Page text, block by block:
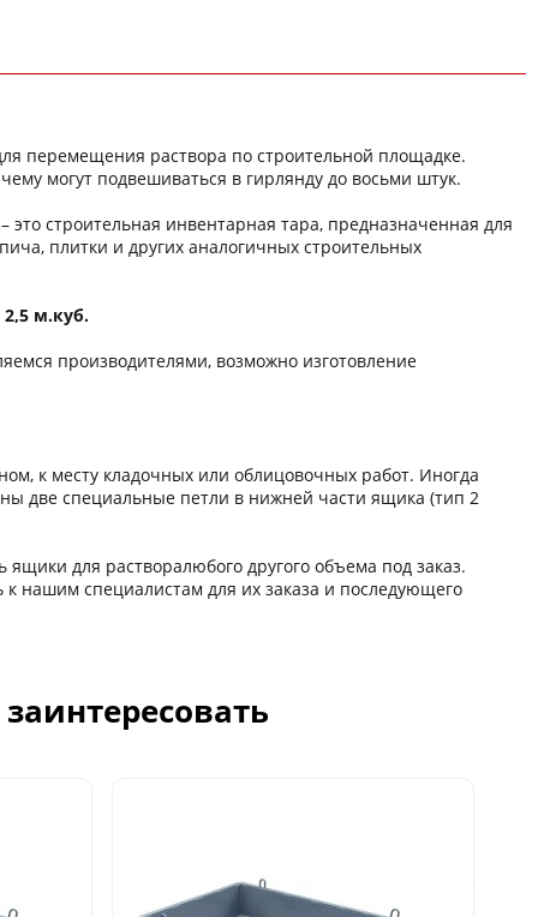
перемещения раствора по строительной площадке.
могут подвешиваться в гирлянду до восьми штук.
строительная инвентарная тара, предназначенная для
плитки и других аналогичных строительных
2,5 м.куб.
производителями, возможно изготовление
к месту кладочных или облицовочных работ. Иногда
две специальные петли в нижней части ящика (тип 2
для растворалюбого другого объема под заказ.
нашим специалистам для их заказа и последующего